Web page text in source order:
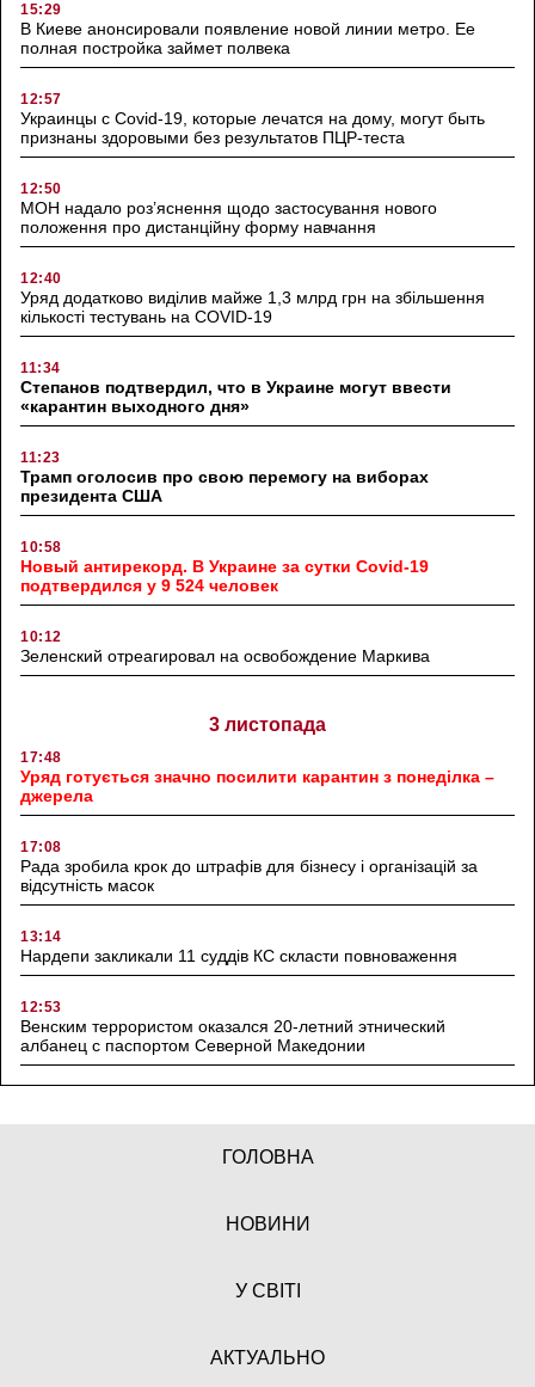
15:29
В Киеве анонсировали появление новой линии метро. Ее
полная постройка займет полвека
12:57
Украинцы с Covid-19, которые лечатся на дому, могут быть
признаны здоровыми без результатов ПЦР-теста
12:50
МОН надало роз’яснення щодо застосування нового
положення про дистанційну форму навчання
12:40
Уряд додатково виділив майже 1,3 млрд грн на збільшення
кількості тестувань на COVID-19
11:34
Степанов подтвердил, что в Украине могут ввести
«карантин выходного дня»
11:23
Трамп оголосив про свою перемогу на виборах
президента США
10:58
Новый антирекорд. В Украине за сутки Covid-19
подтвердился у 9 524 человек
10:12
Зеленский отреагировал на освобождение Маркива
3 листопада
17:48
Уряд готується значно посилити карантин з понеділка –
джерела
17:08
Рада зробила крок до штрафів для бізнесу і організацій за
відсутність масок
13:14
Нардепи закликали 11 суддів КС скласти повноваження
12:53
Венским террористом оказался 20-летний этнический
албанец с паспортом Северной Македонии
ГОЛОВНА
НОВИНИ
У СВІТІ
АКТУАЛЬНО